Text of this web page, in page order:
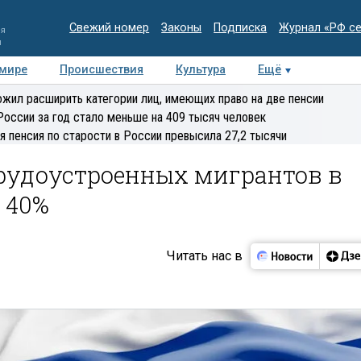
Свежий номер Законы Подписка Журнал «РФ
Происшествия Культура
Ещё
Медиацентр
Интервью Колумнисты
расширить категории лиц, имеющих право на две пенсии
за год стало меньше на 409 тысяч человек
пенсия по старости в России превысила 27,2 тысячи
мигрантов в
Читать нас в